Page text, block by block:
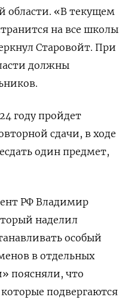
области. «В текущем
на все школы
Старовойт. При
должны
году пройдет
сдачи, в ходе
один предмет,
РФ Владимир
наделил
особый
в отдельных
поясняли, что
подвергаются